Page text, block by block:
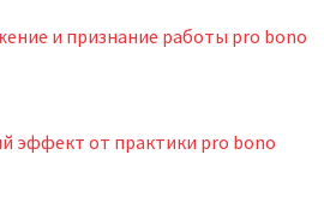
и признание работы pro bono
эффект от практики pro bono